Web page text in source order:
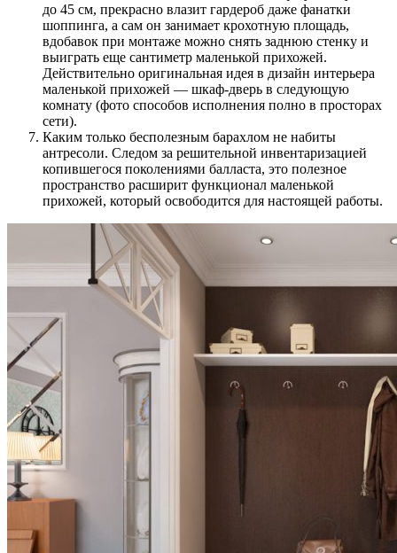
до 45 см, прекрасно влазит гардероб даже фанатки
шоппинга, а сам он занимает крохотную площадь,
вдобавок при монтаже можно снять заднюю стенку и
выиграть еще сантиметр маленькой прихожей.
Действительно оригинальная идея в дизайн интерьера
маленькой прихожей — шкаф-дверь в следующую
комнату (фото способов исполнения полно в просторах
сети).
Каким только бесполезным барахлом не набиты
антресоли. Следом за решительной инвентаризацией
копившегося поколениями балласта, это полезное
пространство расширит функционал маленькой
прихожей, который освободится для настоящей работы.